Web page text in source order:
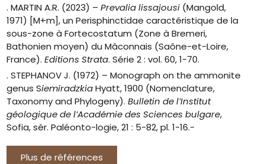
. MARTIN A.R. (2023) –Prevalia lissajousi (Mangold,
1971) [M+m], un Perisphinctidae caractéristique de la
sous-zone à Fortecostatum (Zone à Bremeri,
Bathonien moyen) du Mâconnais (Saône-et-Loire,
France).Editions Strata. Série 2 : vol. 60, 1-70.
. STEPHANOV J. (1972) – Monograph on the ammonite
genus SiemiradzkiaHyatt, 1900 (Nomenclature,
Taxonomy and Phylogeny).Bulletin de l’Institut
géologique de l’Académie des Sciences bulgare,
Sofia, sér. Paléonto-logie, 21 : 5-82, pl. 1-16.-
Plus de références